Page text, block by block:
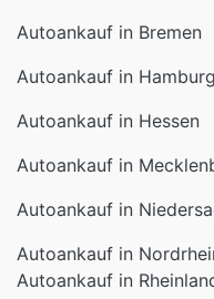
Autoankauf in Bremen
Autoankauf in Hamburg
Autoankauf in Hessen
Autoankauf in
Autoankauf in
Autoankauf in
Autoankauf in